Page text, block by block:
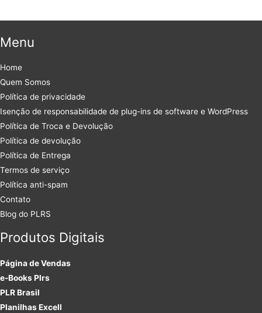
Menu
Home
Quem Somos
Política de privacidade
Isenção de responsabilidade de plug-ins de software e WordPress
Política de Troca e Devolução
Política de devolução
Política de Entrega
Termos de serviço
Política anti-spam
Contato
Blog do PLRS
Produtos Digitais
Página de Vendas
e-Books Plrs
PLR Brasil
Planilhas Excell